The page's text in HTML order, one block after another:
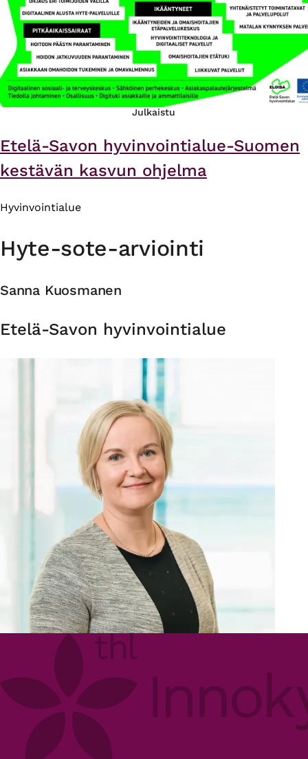
Julkaistu
Etelä-Savon hyvinvointialue-Suomen
kestävän kasvun ohjelma
Hyvinvointialue
Hyte-sote-arviointi
Sanna Kuosmanen
Organisaatio
Etelä-Savon hyvinvointialue